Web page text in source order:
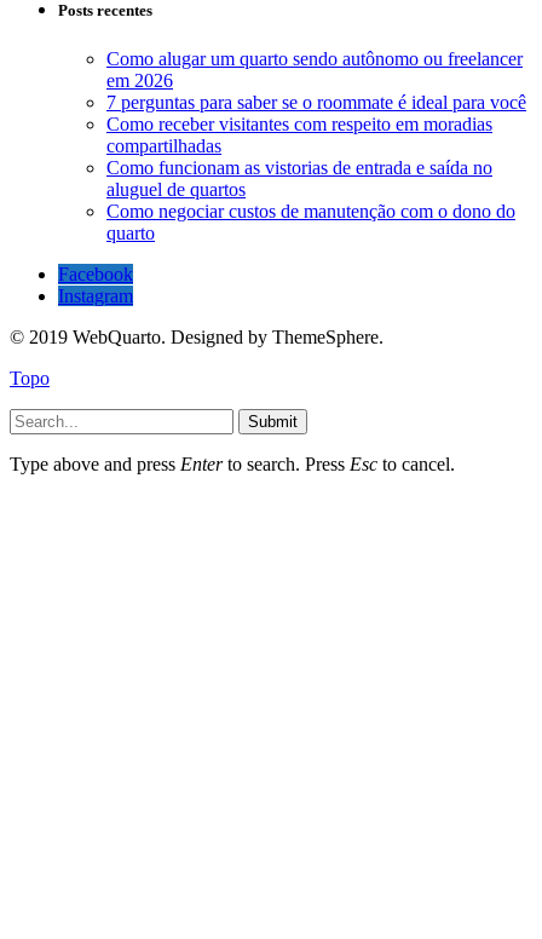
Posts recentes
Como alugar um quarto sendo autônomo ou freelancer
em 2026
7 perguntas para saber se o roommate é ideal para você
Como receber visitantes com respeito em moradias
compartilhadas
Como funcionam as vistorias de entrada e saída no
aluguel de quartos
Como negociar custos de manutenção com o dono do
quarto
Facebook
Instagram
© 2019 WebQuarto. Designed by ThemeSphere.
Topo
Submit
Type above and press Enterto search. Press Esc to cancel.